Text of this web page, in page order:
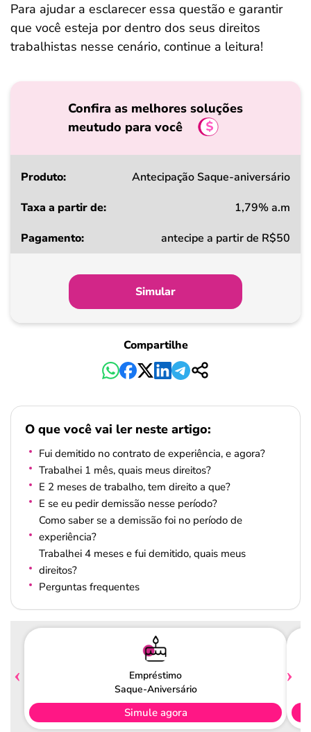
Para ajudar a esclarecer essa questão e garantir
que você esteja por dentro dos seus direitos
trabalhistas nesse cenário, continue a leitura!
Confira as melhores soluções
meutudo para você
Produto
a
Pagamento
Antecipação Saque-aniversário
1,79% a.m
antecipe a partir de R$50
Simular
Compartilhe
O que você vai ler neste artigo:
Fui demitido no contrato de experiência, e agora?
Trabalhei 1 mês, quais meus direitos?
E 2 meses de trabalho, tem direito a que?
E se eu pedir demissão nesse período?
Como saber se a demissão foi no período de
experiência?
Trabalhei 4 meses e fui demitido, quais meus
direitos?
Perguntas frequentes
Empréstimo
Saque-Aniversário
Simule agora